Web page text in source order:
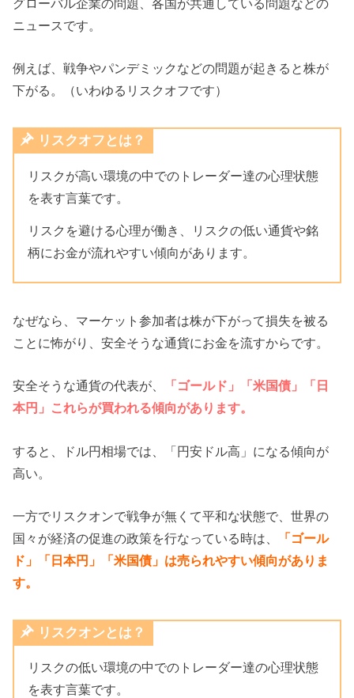
グローバル企業の問題、各国が共通している問題などの
ニュースです。
例えば、戦争やパンデミックなどの問題が起きると株が
下がる。（いわゆるリスクオフです）
リスクオフとは？
リスクが高い環境の中でのトレーダー達の心理状態
を表す言葉です。
リスクを避ける心理が働き、リスクの低い通貨や銘
柄にお金が流れやすい傾向があります。
なぜなら、マーケット参加者は株が下がって損失を被る
ことに怖がり、安全そうな通貨にお金を流すからです。
安全そうな通貨の代表が、
「ゴールド」「米国債」「日
本円」これらが買われる傾向があります。
すると、ドル円相場では、「円安ドル高」になる傾向が
高い。
一方でリスクオンで戦争が無くて平和な状態で、世界の
国々が経済の促進の政策を行なっている時は、
「ゴール
ド」「日本円」「米国債」は売られやすい傾向がありま
す。
リスクオンとは？
リスクの低い環境の中でのトレーダー達の心理状態
を表す言葉です。